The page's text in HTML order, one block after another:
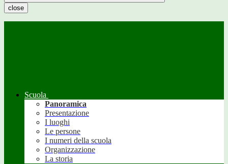
close
Scuola
Panoramica
Presentazione
I luoghi
Le persone
I numeri della scuola
Organizzazione
La storia